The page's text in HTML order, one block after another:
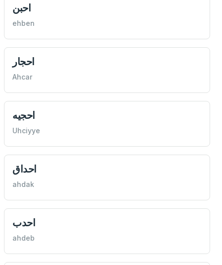
احبن
ehben
احجار
Ahcar
احجيه
Uhciyye
احداق
ahdak
احدب
ahdeb